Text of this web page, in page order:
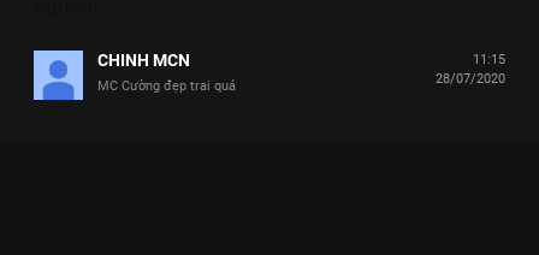
CHINH MCN
MC Cường đẹp trai quá
11:15
28/07/2020